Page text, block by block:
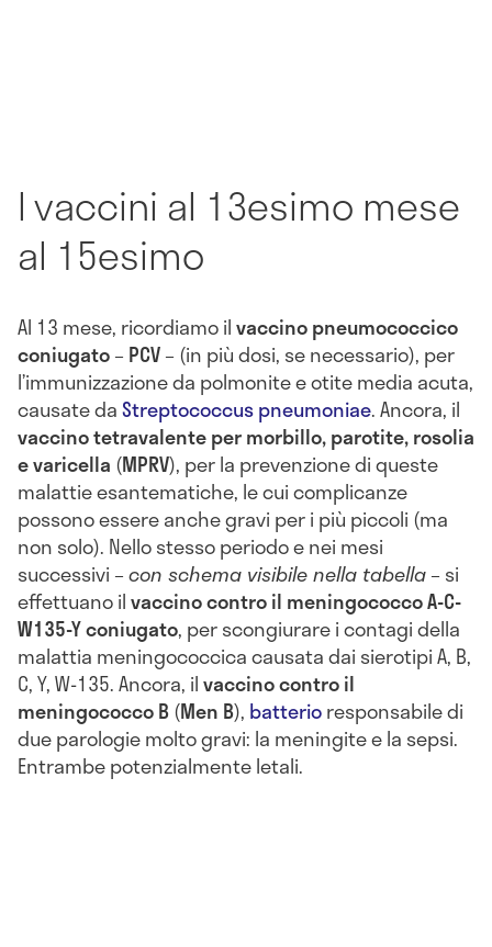
I vaccini al 13esimo mese
al 15esimo
Al 13 mese, ricordiamo ilvaccino pneumococcico
coniugato– PCV– (in più dosi, se necessario), per
l’immunizzazione da polmonite e otite media acuta,
causate daStreptococcus pneumoniae. Ancora, il
vaccino tetravalente per morbillo, parotite, rosolia
e varicella (MPRV), per la prevenzione di queste
malattie esantematiche, le cui complicanze
possono essere anche gravi per i più piccoli (ma
non solo). Nello stesso periodo e nei mesi
successivi –con schema visibile nella tabella– si
effettuano ilvaccino contro il meningococco A-C-
W135-Yconiugato, per scongiurare i contagi della
malattia meningococcica causata dai sierotipi A, B,
C, Y, W-135.Ancora, ilvaccino contro il
meningococco B(Men B), batterioresponsabile di
due parologie molto gravi: la meningite e la sepsi.
Entrambe potenzialmente letali.